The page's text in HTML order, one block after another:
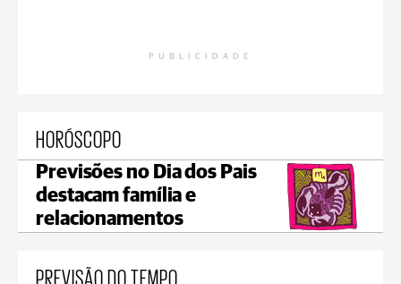
PUBLICIDADE
HORÓSCOPO
Previsões no Dia dos Pais
destacam família e
relacionamentos
PREVISÃO DO TEMPO